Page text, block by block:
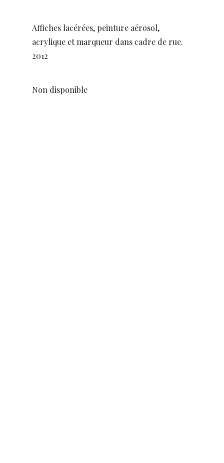
Affiches lacérées, peinture aérosol,
acrylique et marqueur dans cadre de rue.
2012
Non disponible